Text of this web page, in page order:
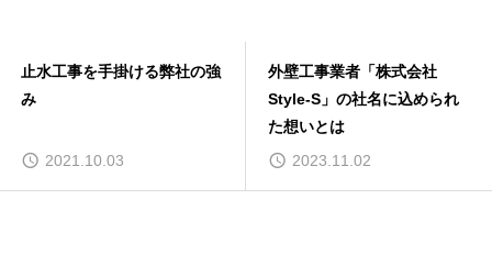
止水工事を手掛ける弊社の強
み
2021.10.03
外壁工事業者「株式会社
Style-S」の社名に込められ
た想いとは
2023.11.02